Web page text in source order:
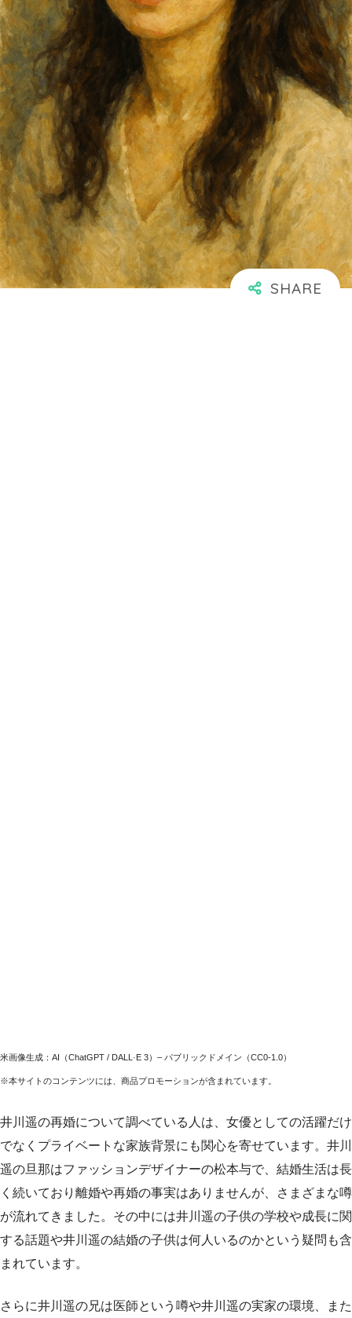
米画像生成：AI（ChatGPT / DALL·E 3）– パブリックドメイン（CC0-1.0）
※本サイトのコンテンツには、商品プロモーションが含まれています。
井川遥の再婚について調べている人は、女優としての活躍だけ
でなくプライベートな家族背景にも関心を寄せています。井川
遥の旦那はファッションデザイナーの松本与で、結婚生活は長
く続いており離婚や再婚の事実はありませんが、さまざまな噂
が流れてきました。その中には井川遥の子供の学校や成長に関
する話題や井川遥の結婚の子供は何人いるのかという疑問も含
まれています。
さらに井川遥の兄は医師という噂や井川遥の実家の環境、また